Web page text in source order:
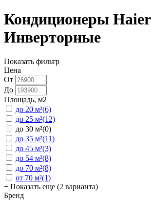
Кондиционеры Haier
Инверторные
Показать фильтр
Цена
От
До
Площадь, м2
до 20 м²(6)
до 25 м²(12)
до 30 м²(0)
до 35 м²(11)
до 45 м²(3)
до 54 м²(8)
до 70 м²(8)
от 70 м²(1)
+ Показать еще (2 варианта)
Бренд